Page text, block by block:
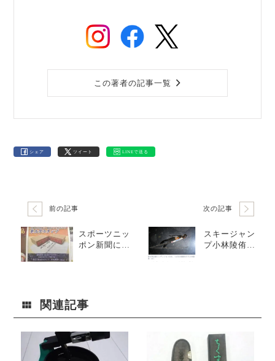
この著者の記事一覧
シェア ツイート LINEで送る
前の記事
スポーツニッ
ポン新聞に広
次の記事
スキージャン
プ小林陵侑選
関連記事